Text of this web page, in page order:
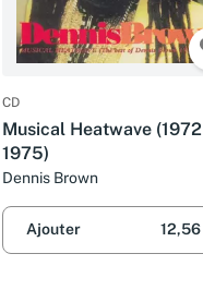
CD
Musical Heatwave
1975)
Dennis Brown
Ajouter 12,56